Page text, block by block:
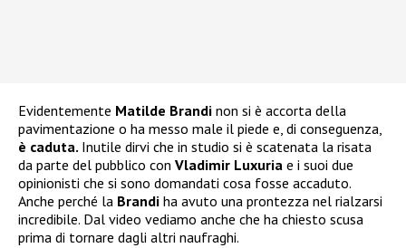
Evidentemente Matilde Brandi non si è accorta della
pavimentazione o ha messo male il piede e, di conseguenza,
è caduta. Inutile dirvi che in studio si è scatenata la risata
da parte del pubblico con Vladimir Luxuria e i suoi due
opinionisti che si sono domandati cosa fosse accaduto.
Anche perché la Brandi ha avuto una prontezza nel rialzarsi
incredibile. Dal video vediamo anche che ha chiesto scusa
prima di tornare dagli altri naufraghi.